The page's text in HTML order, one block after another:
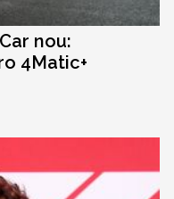
nou:
4Matic+